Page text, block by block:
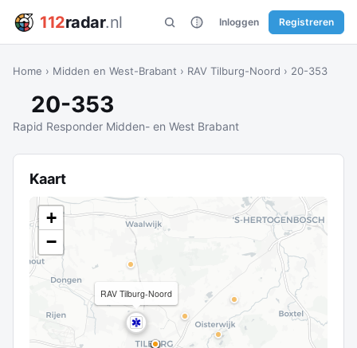
112radar.nl Inloggen Registreren
Home › Midden en West-Brabant › RAV Tilburg-Noord › 20-353
20-353
Rapid Responder Midden- en West Brabant
Kaart
RAV Tilburg-Noord
+
−